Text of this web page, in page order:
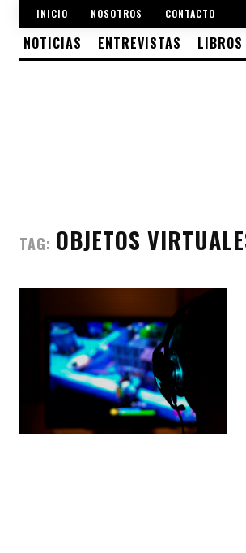
INICIO NOSOTROS CONTACTO
NOTICIAS ENTREVISTAS LIBROS
TAG: OBJETOS